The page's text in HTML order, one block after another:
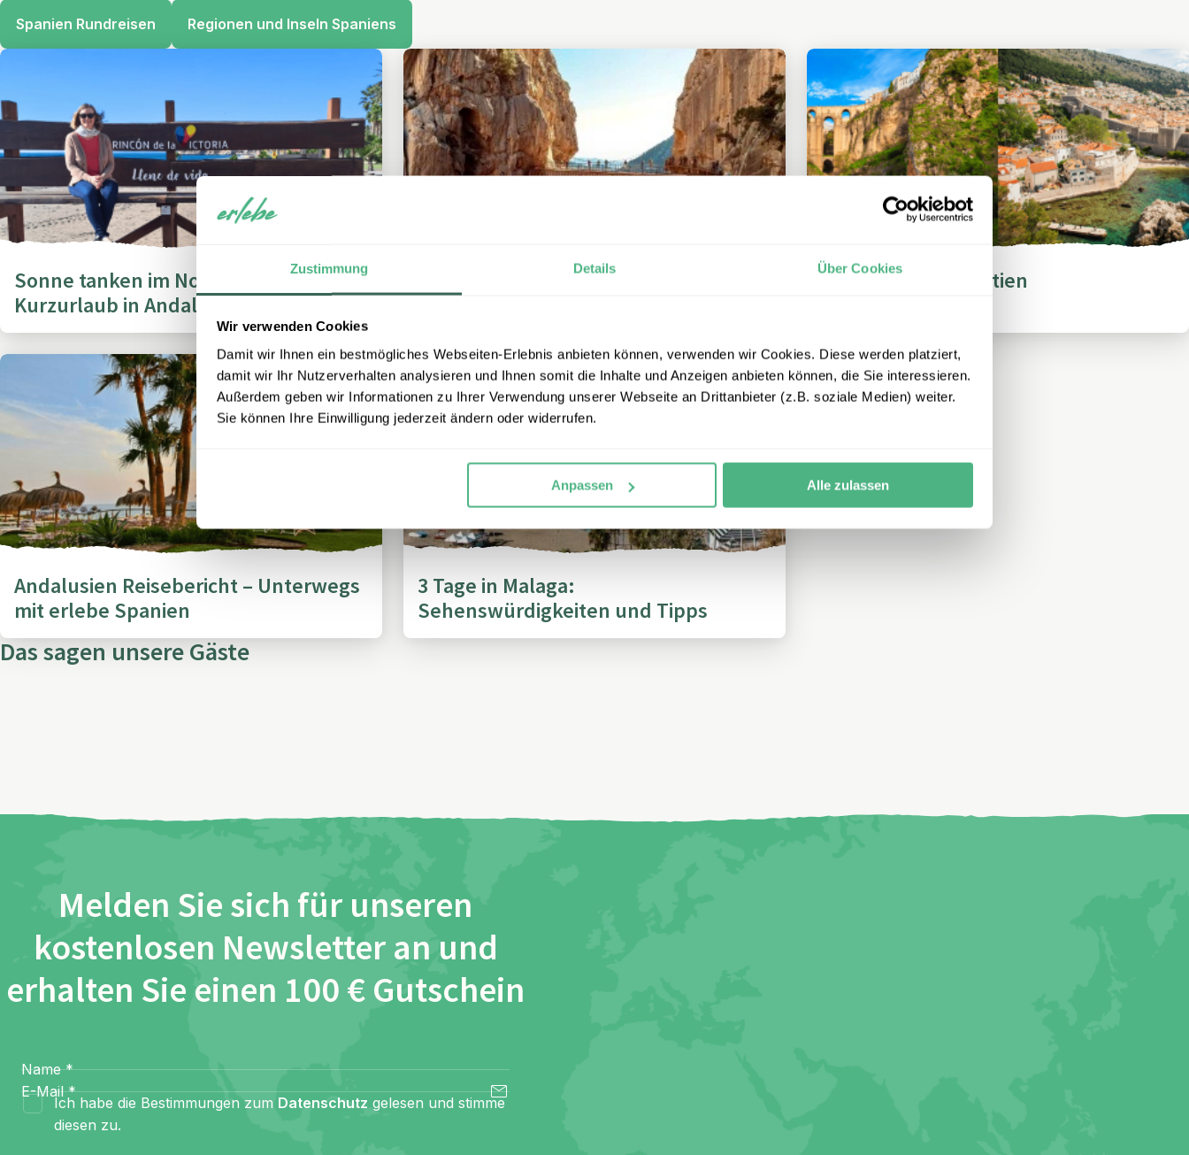
Zustimmung Details Über Cookies
Wir verwenden Cookies
Damit wir Ihnen ein bestmögliches Webseiten-Erlebnis anbieten können, verwenden wir Cookies. Diese werden platziert,
damit wir Ihr Nutzerverhalten analysieren und Ihnen somit die Inhalte und Anzeigen anbieten können, die Sie interessieren.
Außerdem geben wir Informationen zu Ihrer Verwendung unserer Webseite an Drittanbieter (z.B. soziale Medien) weiter.
Sie können Ihre Einwilligung jederzeit ändern oder widerrufen.
Anpassen Alle zulassen
Spanien Rundreisen Regionen und Inseln Spaniens
Sonne tanken im November – ein
Kurzurlaub in Andalusien
Andalusien im Herbst – Sonne in
Spanien oder Kroatien
Andalusien Reisebericht – Unterwegs
mit erlebe Spanien
3 Tage in Malaga:
Sehenswürdigkeiten und Tipps
Das sagen unsere Gäste
Melden Sie sich für unseren
kostenlosen Newsletter an und
erhalten Sie einen 100 € Gutschein
Name *
E-Mail *
Ich habe die Bestimmungen zum Datenschutz gelesen und stimme
diesen zu.